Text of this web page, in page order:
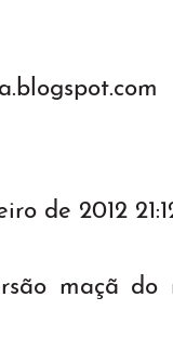
de 2012
maçã do